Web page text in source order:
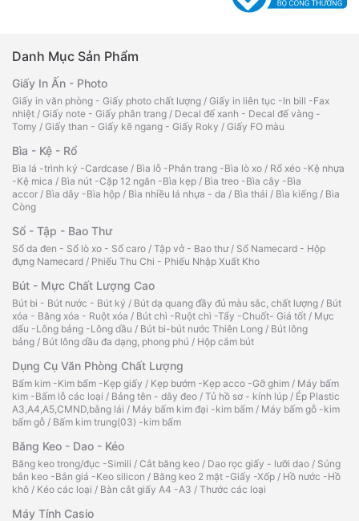
Danh Mục Sản Phẩm
Giấy In Ấn - Photo
Giấy in văn phòng - Giấy photo chất lượng / Giấy in liên tục -In bill -Fax
nhiệt / Giấy note - Giấy phân trang / Decal đế xanh - Decal đế vàng -
Tomy / Giấy than - Giấy kẽ ngang - Giấy Roky / Giấy FO màu
Bìa - Kệ - Rổ
Bìa lá -trình ký -Cardcase / Bìa lỗ -Phân trang -Bìa lò xo / Rổ xéo -Kệ nhựa
-Kệ mica / Bìa nút -Cặp 12 ngăn -Bìa kẹp / Bìa treo -Bìa cây -Bìa
accor / Bìa dây -Bìa hộp / Bìa nhiều lá nhựa - da / Bìa thái / Bìa kiếng / Bìa
Còng
Sổ - Tập - Bao Thư
Sổ da đen - Sổ lò xo - Sổ caro / Tập vở - Bao thư/ Sổ Namecard - Hộp
đựng Namecard / Phiếu Thu Chi - Phiếu Nhập Xuất Kho
Bút - Mực Chất Lượng Cao
Bút bi - Bút nước - Bút ký / Bút dạ quang đầy đủ màu sắc, chất lượng / Bút
xóa - Băng xóa - Ruột xóa / Bút chì -Ruột chì -Tẩy -Chuốt- Giá tốt / Mực
dấu -Lông bảng -Lông dầu / Bút bi-bút nước Thiên Long / Bút lông
bảng / Bút lông dầu đa dạng, phong phú / Hộp cắm bút
Dụng Cụ Văn Phòng Chất Lượng
Bấm kim -Kim bấm -Kẹp giấy / Kẹp bướm -Kẹp acco -Gỡ ghim / Máy bấm
kim -Bấm lỗ các loại / Bảng tên - dây đeo / Tủ hồ sơ - kính lúp / Ép Plastic
A3,A4,A5,CMND,bằng lái / Máy bấm kim đại -kim bấm / Máy bấm gỗ -kim
bấm gỗ / Bấm kim trung(03) -kim bấm
Băng Keo - Dao - Kéo
Băng keo trong/đục -Simili / Cắt băng keo / Dao rọc giấy - lưỡi dao / Súng
bắn keo -Bắn giá -Keo silicon / Băng keo 2 mặt -Giấy -Xốp / Hồ nước -Hồ
khô / Kéo các loại / Bàn cắt giấy A4 -A3 / Thước các loại
Máy Tính Casio